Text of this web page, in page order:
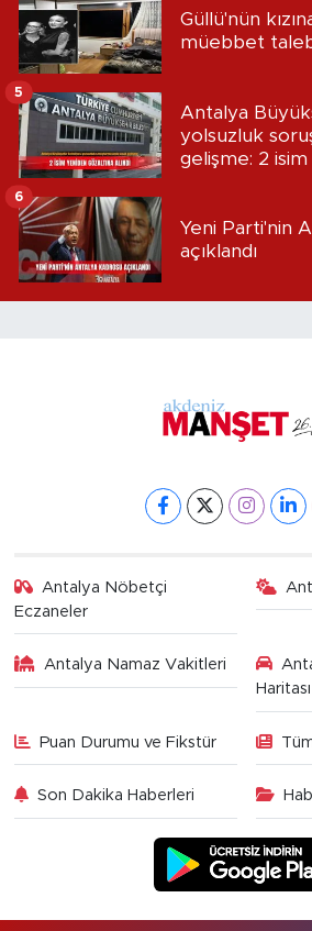
Güllü'nün
müebbet
Antalya
yolsuzluk
gelişme: 2
5
Yeni Parti'nin
açıklandı
6
Antalya Nöbetçi
Eczaneler
Antalya Namaz Vakitleri
Haritası
Puan Durumu ve Fikstür
Son Dakika Haberleri